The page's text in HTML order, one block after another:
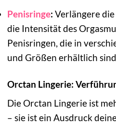
Penisringe: Verlängere
die Intensität des
Penisringen, die in
und Größen erhältlich
Orctan Lingerie:
Die Orctan Lingerie ist
– sie ist ein Ausdruck